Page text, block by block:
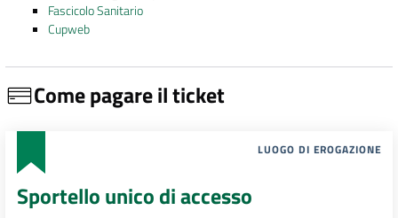
Fascicolo Sanitario
Cupweb
Come pagare il ticket
LUOGO DI EROGAZIONE
Sportello unico di accesso